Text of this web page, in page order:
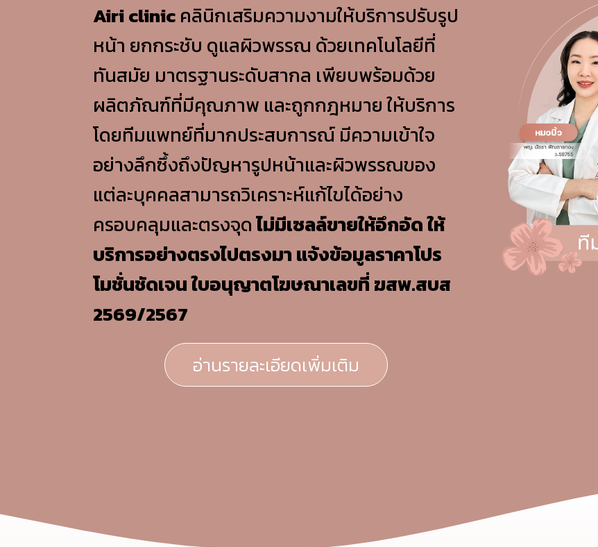
Airi clinicคลินิกเสริมความงามให้บริการปรับรูป
หน้า ยกกระชับ ดูแลผิวพรรณ ด้วยเทคโนโลยีที่
ทันสมัย มาตรฐานระดับสากล เพียบพร้อมด้วย
ผลิตภัณฑ์ที่มีคุณภาพ และถูกกฎหมาย ให้บริการ
โดยทีมแพทย์ที่มากประสบการณ์ มีความเข้าใจ
อย่างลึกซึ้งถึงปัญหารูปหน้าและผิวพรรณของ
แต่ละบุคคลสามารถวิเคราะห์แก้ไขได้อย่าง
ครอบคลุมและตรงจุดไม่มีเซลล์ขายให้อึกอัด ให้
บริการอย่างตรงไปตรงมาแจ้งข้อมูลราคาโปร
โมชั่นชัดเจน ใบอนุญาตโฆษณาเลขที่ ฆสพ.สบส
2569/2567
อ่านรายละเอียดเพิ่มเติม